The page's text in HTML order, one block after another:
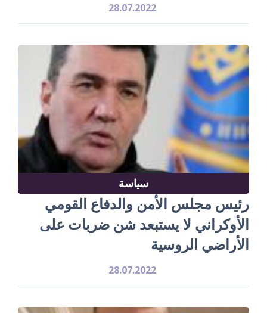
28.07.2022
سياسة
رئيس مجلس الأمن والدفاع القومي
الأوكراني لا يستبعد شن ضربات على
الأراضي الروسية
28.07.2022